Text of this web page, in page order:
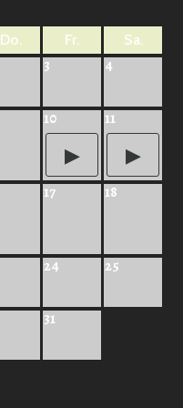
Do. Fr. Sa.
3 4
10 11
17 18
24 25
31